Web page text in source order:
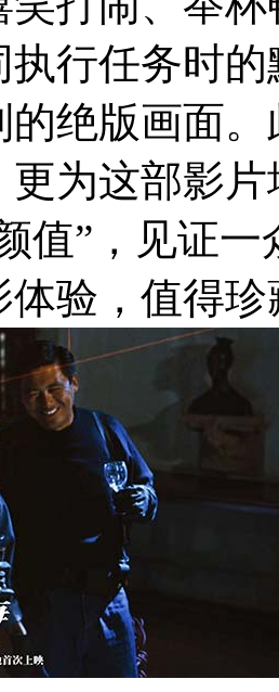
执行任务时
的绝版画面
更为这部影
值”，见证
体验，值得珍